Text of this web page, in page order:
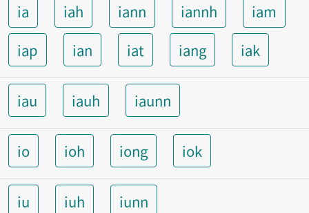
ia iah iann iannh
iam
iap
ian iat iang iak
iau iauh iaunn
io ioh iong iok
iu iuh iunn